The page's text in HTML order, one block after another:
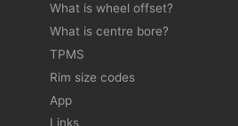
What is wheel offset?
What is centre bore?
TPMS
Rim size codes
App
Links